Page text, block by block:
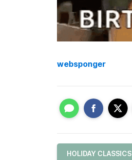
websponger
HOLIDAY CLASSICS